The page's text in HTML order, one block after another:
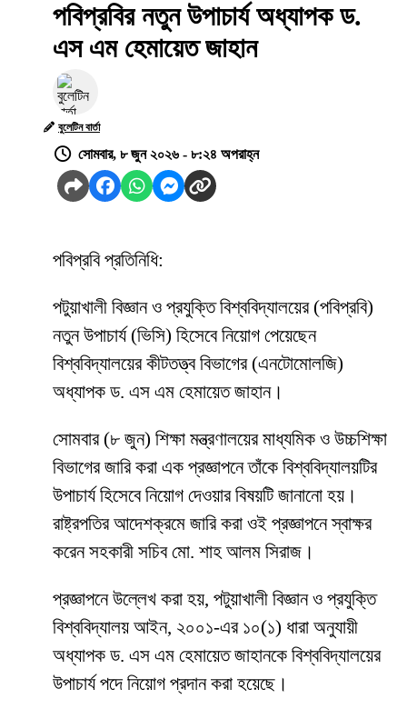
পবিপ্রবির নতুন উপাচার্য অধ্যাপক ড.
এস এম হেমায়েত জাহান
বুলেটিন বার্তা
সোমবার, ৮ জুন ২০২৬ - ৮:২৪ অপরাহ্ন
পবিপ্রবি প্রতিনিধি:
পটুয়াখালী বিজ্ঞান ও প্রযুক্তি বিশ্ববিদ্যালয়ের (পবিপ্রবি)
নতুন উপাচার্য (ভিসি) হিসেবে নিয়োগ পেয়েছেন
বিশ্ববিদ্যালয়ের কীটতত্ত্ব বিভাগের (এনটোমোলজি)
অধ্যাপক ড. এস এম হেমায়েত জাহান।
সোমবার (৮ জুন) শিক্ষা মন্ত্রণালয়ের মাধ্যমিক ও উচ্চশিক্ষা
বিভাগের জারি করা এক প্রজ্ঞাপনে তাঁকে বিশ্ববিদ্যালয়টির
উপাচার্য হিসেবে নিয়োগ দেওয়ার বিষয়টি জানানো হয়।
রাষ্ট্রপতির আদেশক্রমে জারি করা ওই প্রজ্ঞাপনে স্বাক্ষর
করেন সহকারী সচিব মো. শাহ আলম সিরাজ।
প্রজ্ঞাপনে উল্লেখ করা হয়, পটুয়াখালী বিজ্ঞান ও প্রযুক্তি
বিশ্ববিদ্যালয় আইন, ২০০১-এর ১০(১) ধারা অনুযায়ী
অধ্যাপক ড. এস এম হেমায়েত জাহানকে বিশ্ববিদ্যালয়ের
উপাচার্য পদে নিয়োগ প্রদান করা হয়েছে।